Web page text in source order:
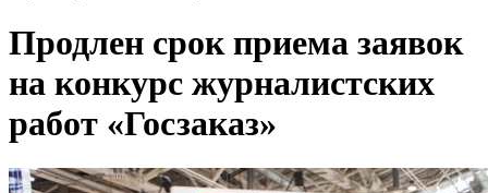
Продлен срок приема заявок
на конкурс журналистских
работ «Госзаказ»